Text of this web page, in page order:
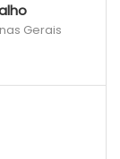
Gerais